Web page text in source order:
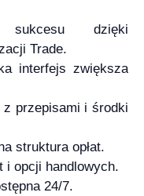
sukcesu dzięki
Trade.
interfejs zwiększa
przepisami i środki
struktura opłat.
i opcji handlowych.
24/7.